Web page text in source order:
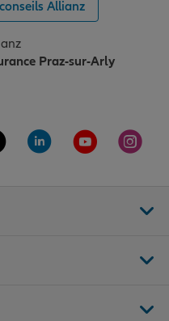
Allianz
Praz-sur-Arly
page Facebook de Allianz
sur la page Twitter de
Aller sur la page
Aller sur la
Aller